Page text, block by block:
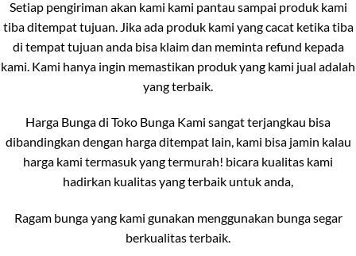
Setiap pengiriman akan kami kami pantau sampai produk kami
tiba ditempat tujuan. Jika ada produk kami yang cacat ketika tiba
di tempat tujuan anda bisa klaim dan meminta refund kepada
kami. Kami hanya ingin memastikan produk yang kami jual adalah
yang terbaik.
Harga Bunga di Toko Bunga Kami sangat terjangkau bisa
dibandingkan dengan harga ditempat lain, kami bisa jamin kalau
harga kami termasuk yang termurah! bicara kualitas kami
hadirkan kualitas yang terbaik untuk anda,
Ragam bunga yang kami gunakan menggunakan bunga segar
berkualitas terbaik.